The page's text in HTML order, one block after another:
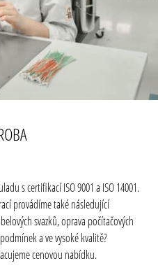
s certifikací ISO 9001 a ISO 14001.
provádíme také následující
svazků, oprava počítačových
a ve vysoké kvalitě?
cenovou nabídku.